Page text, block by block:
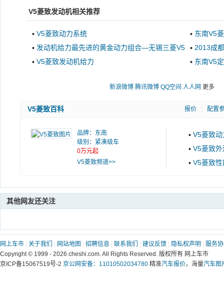
V5菱致发动机相关推荐
▪ V5菱致动力系统 ▪ 东南V5
▪ 发动机给力最先进的黄金动力组合—无锡三菱V5
菱致
▪ 2013成
▪ V5菱致发动机给力 ▪ 东南V5
新浪微博 腾讯微博 QQ空间 人人网 更多
报价 配置
V5菱致百科
品牌： 东南
级别：紧凑级车
0万元起
V5菱致频道>>
▪ V5菱致动
▪ V5菱致外
▪ V5菱致性
其他网友还关注
网上车市 关于我们 网站地图 招聘信息 联系我们 建议反馈 隐私权声明
服务
Copyright © 1999 - 2026 cheshi.com. All Rights Reserved. 版权所有 网上车市
京ICP备15067519号-2 京公网安备：11010502034780 精准汽车报价，海量汽车图